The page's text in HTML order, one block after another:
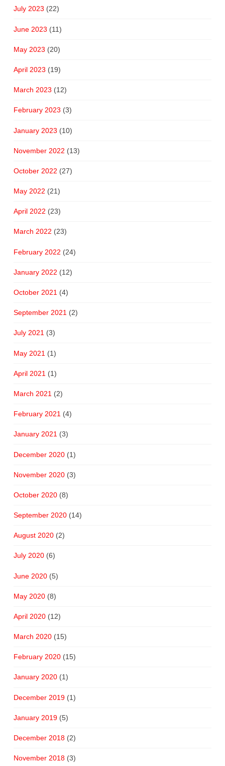
July 2023 (22)
June 2023 (11)
May 2023 (20)
April 2023 (19)
March 2023 (12)
February 2023 (3)
January 2023 (10)
November 2022 (13)
October 2022 (27)
May 2022 (21)
April 2022 (23)
March 2022 (23)
February 2022 (24)
January 2022 (12)
October 2021 (4)
September 2021 (2)
July 2021(3)
May 2021 (1)
April 2021 (1)
March 2021 (2)
February 2021 (4)
January 2021(3)
December 2020(1)
November 2020(3)
October 2020(8)
September 2020(14)
August 2020(2)
July 2020(6)
June 2020(5)
May 2020(8)
April 2020(12)
March 2020(15)
February 2020(15)
January 2020(1)
December 2019(1)
January 2019(5)
December 2018(2)
November 2018(3)